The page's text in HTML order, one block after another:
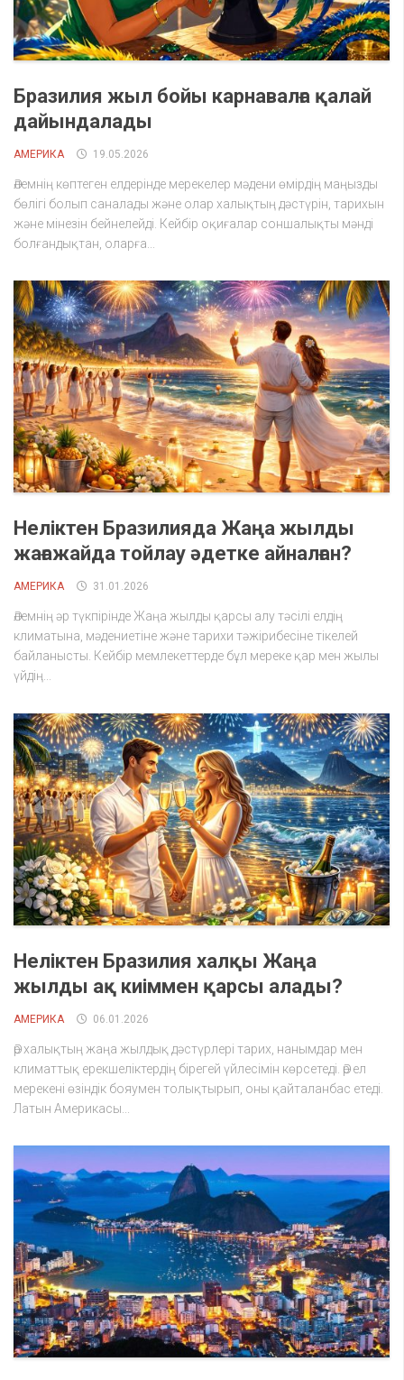
Бразилия жыл бойы карнавалға қалай
дайындалады
АМЕРИКА 19.05.2026
Әлемнің көптеген елдерінде мерекелер мәдени өмірдің маңызды
бөлігі болып саналады және олар халықтың дәстүрін, тарихын
және мінезін бейнелейді. Кейбір оқиғалар соншалықты мәнді
болғандықтан, оларға...
Неліктен Бразилияда Жаңа жылды
жағажайда тойлау әдетке айналған?
АМЕРИКА 31.01.2026
Әлемнің әр түкпірінде Жаңа жылды қарсы алу тәсілі елдің
климатына, мәдениетіне және тарихи тәжірибесіне тікелей
байланысты. Кейбір мемлекеттерде бұл мереке қар мен жылы
үйдің...
Неліктен Бразилия халқы Жаңа
жылды ақ киіммен қарсы алады?
АМЕРИКА 06.01.2026
Әр халықтың жаңа жылдық дәстүрлері тарих, нанымдар мен
климаттық ерекшеліктердің бірегей үйлесімін көрсетеді. Әр ел
мерекені өзіндік бояумен толықтырып, оны қайталанбас етеді.
Латын Америкасы...